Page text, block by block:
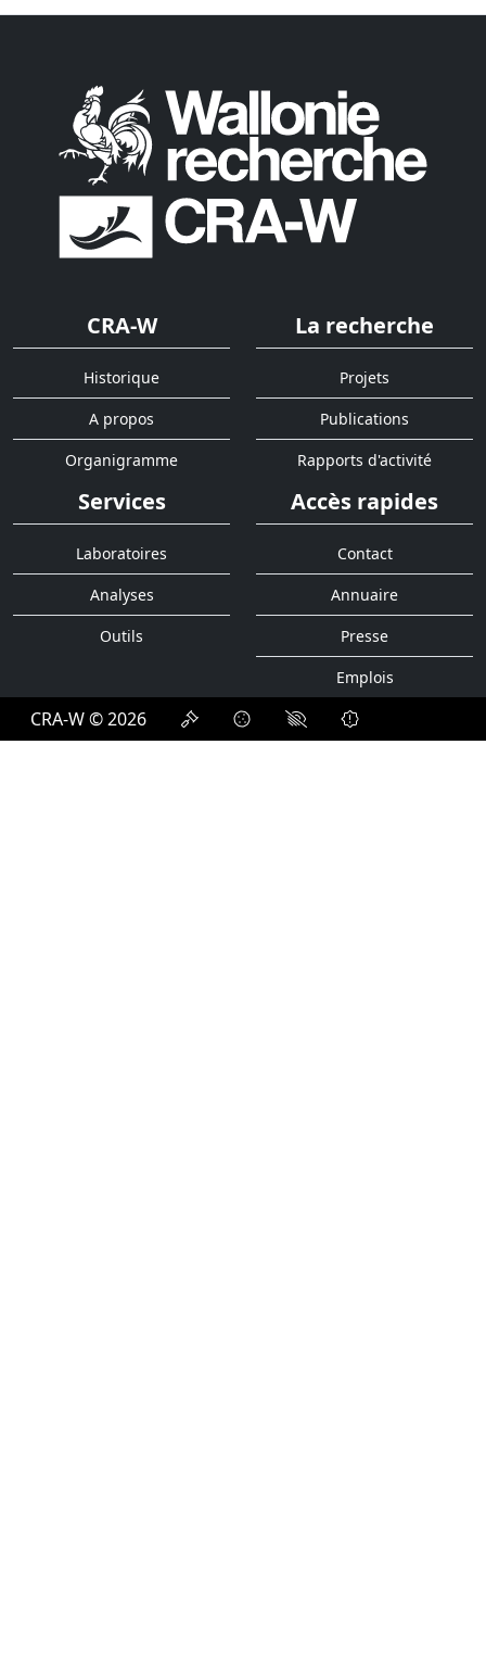
CRA-W
Historique
A propos
Organigramme
La recherche
Projets
Publications
Rapports d'activité
Services
Laboratoires
Analyses
Outils
Accès rapides
Contact
Annuaire
Presse
Emplois
CRA-W © 2026